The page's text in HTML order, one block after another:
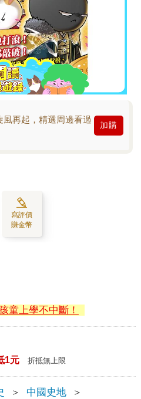
再起，精選周邊看過
加購
寫評價
賺金幣
童上學不中斷！
1元 折抵無上限
＞ 中國史地
＞